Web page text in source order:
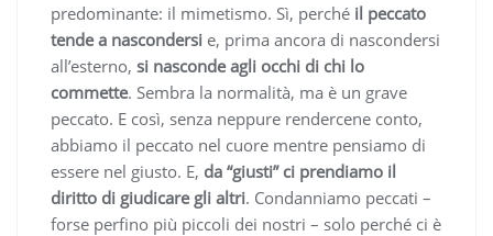
predominante: il mimetismo. Sì, perché il peccato
tende a nascondersi e, prima ancora di nascondersi
all’esterno, si nasconde agli occhi di chi lo
commette. Sembra la normalità, ma è un grave
peccato. E così, senza neppure rendercene conto,
abbiamo il peccato nel cuore mentre pensiamo di
essere nel giusto. E, da “giusti” ci prendiamo il
diritto di giudicare gli altri. Condanniamo peccati –
forse perfino più piccoli dei nostri – solo perché ci è